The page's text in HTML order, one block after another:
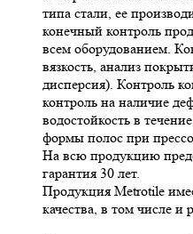
типа стали, ее
конечный контроль
всем оборудованием.
вязкость, анализ
дисперсия). Контроль
контроль на наличие
водостойкость в
формы полос при
На всю продукцию
гарантия 30 лет.
Продукция Metrotile
качества, в том числе и